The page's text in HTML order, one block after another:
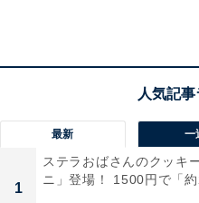
最新 一
1
ステラおばさんのクッキ
ニ」登場！ 1500円で「約